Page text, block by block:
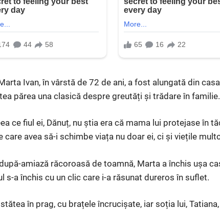
Ivan, în vârstă de 72 de ani, a fost alungată din
părea una clasică despre greutăți și trădare în familie.
ce fiul ei, Dănuț, nu știa era că mama lui protejase în
care avea să-i schimbe viața nu doar ei, ci și viețile
amiază răcoroasă de toamnă, Marta a închis ușa
s-a închis cu un clic care i-a răsunat dureros în suflet.
în prag, cu brațele încrucișate, iar soția lui,